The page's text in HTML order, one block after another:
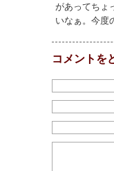
があってちょ
いなぁ。今度
コメントを